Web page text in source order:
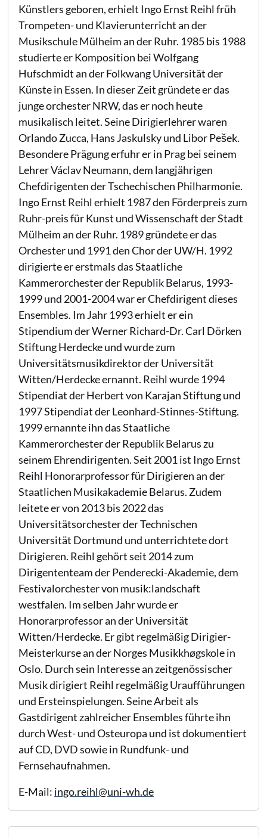
Künstlers geboren, erhielt Ingo Ernst Reihl früh
Trompeten- und Klavierunterricht an der
Musikschule Mülheim an der Ruhr. 1985 bis 1988
studierte er Komposition bei Wolfgang
Hufschmidt an der Folkwang Universität der
Künste in Essen. In dieser Zeit gründete er das
junge orchester NRW, das er noch heute
musikalisch leitet. Seine Dirigierlehrer waren
Orlando Zucca, Hans Jaskulsky und Libor Pešek.
Besondere Prägung erfuhr er in Prag bei seinem
Lehrer Václav Neumann, dem langjährigen
Chefdirigenten der Tschechischen Philharmonie.
Ingo Ernst Reihl erhielt 1987 den Förderpreis zum
Ruhr-preis für Kunst und Wissenschaft der Stadt
Mülheim an der Ruhr. 1989 gründete er das
Orchester und 1991 den Chor der UW/H. 1992
dirigierte er erstmals das Staatliche
Kammerorchester der Republik Belarus, 1993-
1999 und 2001-2004 war er Chefdirigent dieses
Ensembles. Im Jahr 1993 erhielt er ein
Stipendium der Werner Richard-Dr. Carl Dörken
Stiftung Herdecke und wurde zum
Universitätsmusikdirektor der Universität
Witten/Herdecke ernannt. Reihl wurde 1994
Stipendiat der Herbert von Karajan Stiftung und
1997 Stipendiat der Leonhard-Stinnes-Stiftung.
1999 ernannte ihn das Staatliche
Kammerorchester der Republik Belarus zu
seinem Ehrendirigenten. Seit 2001 ist Ingo Ernst
Reihl Honorarprofessor für Dirigieren an der
Staatlichen Musikakademie Belarus. Zudem
leitete er von 2013 bis 2022 das
Universitätsorchester der Technischen
Universität Dortmund und unterrichtete dort
Dirigieren. Reihl gehört seit 2014 zum
Dirigententeam der Penderecki-Akademie, dem
Festivalorchester von musik:landschaft
westfalen. Im selben Jahr wurde er
Honorarprofessor an der Universität
Witten/Herdecke. Er gibt regelmäßig Dirigier-
Meisterkurse an der Norges Musikkhøgskole in
Oslo. Durch sein Interesse an zeitgenössischer
Musik dirigiert Reihl regelmäßig Uraufführungen
und Ersteinspielungen. Seine Arbeit als
Gastdirigent zahlreicher Ensembles führte ihn
durch West- und Osteuropa und ist dokumentiert
auf CD, DVD sowie in Rundfunk- und
Fernsehaufnahmen.
E-Mail: ingo.reihl@uni-wh.de